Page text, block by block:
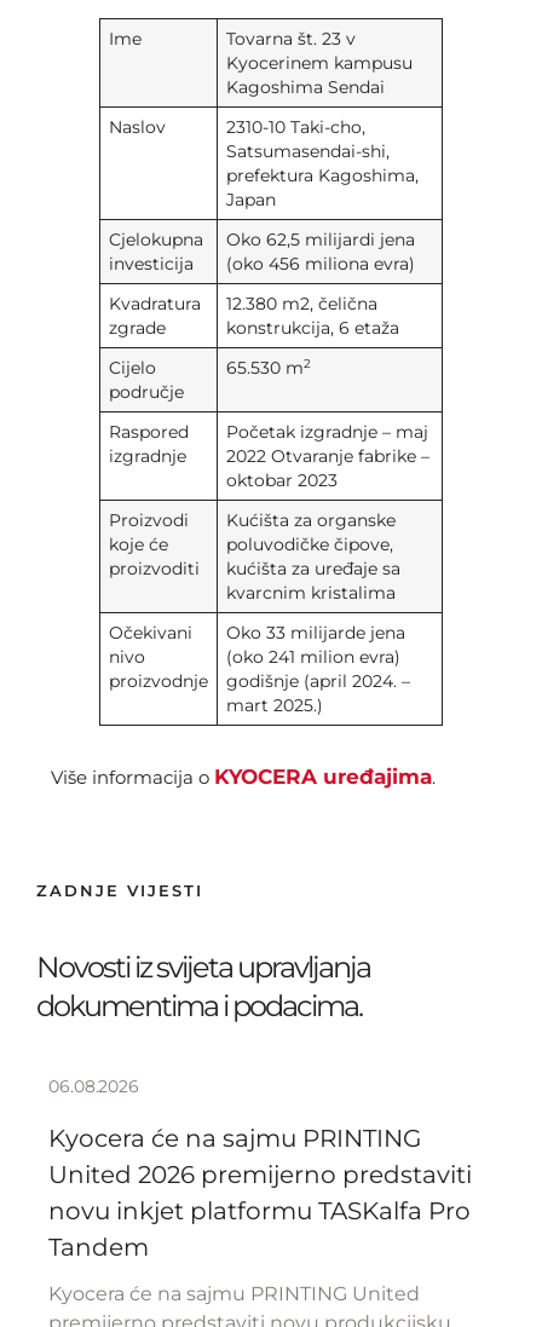
Ime
Tovarna št. 23 v
Kyocerinem kampusu
Kagoshima Sendai
Naslov
2310-10 Taki-cho,
Satsumasendai-shi,
prefektura Kagoshima,
Japan
Cjelokupna
investicija
Oko 62,5 milijardi jena
(oko 456 miliona evra)
Kvadratura
zgrade
12.380 m2, čelična
konstrukcija, 6 etaža
Cijelo
područje
65.530 m2
Raspored
izgradnje
Početak izgradnje – maj
2022 Otvaranje fabrike –
oktobar 2023
Proizvodi
koje će
proizvoditi
Kućišta za organske
poluvodičke čipove,
kućišta za uređaje sa
kvarcnim kristalima
Očekivani
nivo
proizvodnje
Oko 33 milijarde jena
(oko 241 milion evra)
godišnje (april 2024. –
mart 2025.)
Više informacija o KYOCERA uređajima.
ZADNJE VIJESTI
Novosti iz svijeta upravljanja
dokumentima i podacima.
06.08.2026
Kyocera će na sajmu PRINTING
United 2026 premijerno predstaviti
novu inkjet platformu TASKalfa Pro
Tandem
Kyocera će na sajmu PRINTING United